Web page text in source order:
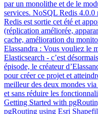
par un monolithe et de le
services. NoSQL Redis 4.0.0
Redis est sortie cet été et
(réplication améliorée,
cache, amélioration du
Elassandra : Vous vouliez le
Elasticsearch - c’est
épisode, le créateur
pour créer ce projet et
meilleur des deux mondes
et sans réduire les
Getting Started with
pgRouting using Esri